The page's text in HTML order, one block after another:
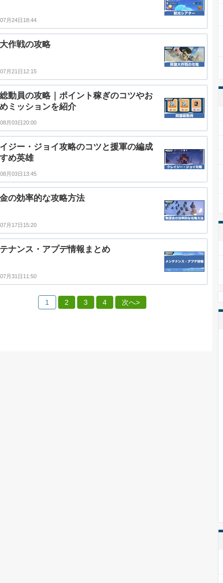
月24日18:44
作戦の攻略
月21日12:15
動員の攻略｜ポイント稼ぎのコツやお
ミッションを紹介
月03日20:00
ジー・ジョイ攻略のコツと援軍の編成
め英雄
月03日13:45
の効率的な攻略方法
月17日15:20
ナンス・アプデ情報まとめ
月31日11:50
1 2 3 4 次へ>